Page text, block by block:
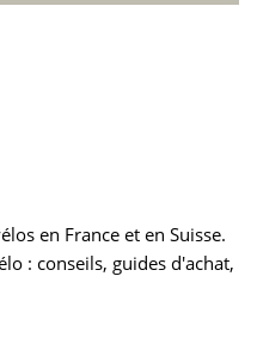
en France et en Suisse.
: conseils, guides d'achat,